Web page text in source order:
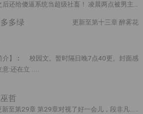
后还给傻逼系统当超级社畜！ 凌晨两点被男主
达成助男主秦书登基及后宫充盈的任务，余浅
的往男主身边塞美人，甜美型、御姐型、仙女型
主的手下。 为了让男主不要黑化，余浅在旁边
捏肩就怕什么事情惹了男主不开心，结果发现自
我了呢？？....
多绿 更新至第十三章 醉雾花
介】︰ 校园文。暂时隔日晚7点40更。封面感
意:还在立 ....
哲
新至第29章 第29章对视了好一会儿，段非凡……